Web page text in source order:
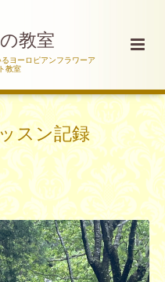
教室
ヨーロピアンフラワーア
教室
スン記録